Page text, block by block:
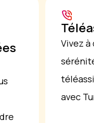
Vivez
avec